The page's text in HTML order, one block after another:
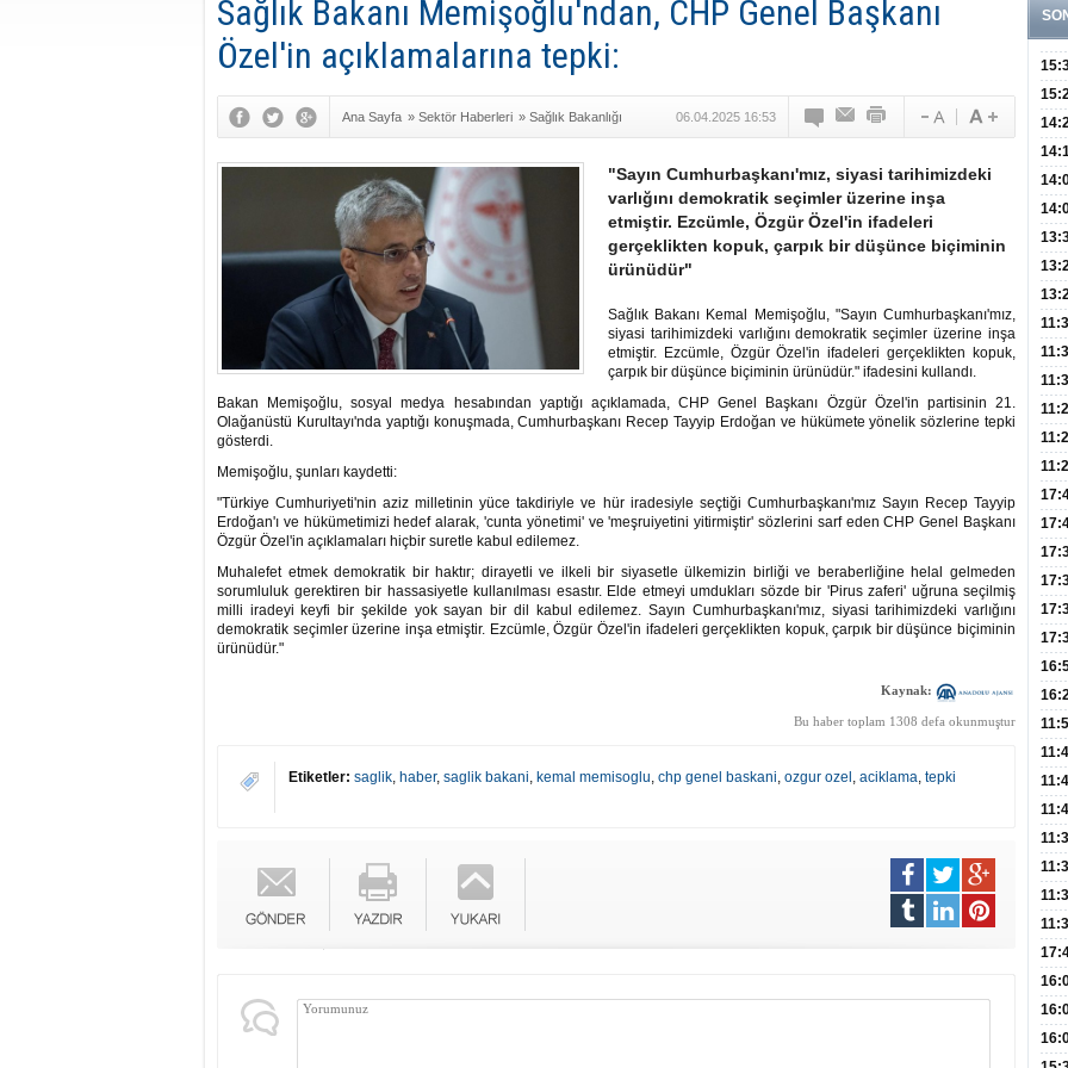
Sağlık Bakanı Memişoğlu'ndan, CHP Genel Başkanı
Özel'in açıklamalarına tepki:
Ana Sayfa » Sektör Haberleri » Sağlık Bakanlığı 06.04.2025 16:53
"Sayın Cumhurbaşkanı'mız, siyasi tarihimizdeki
varlığını demokratik seçimler üzerine inşa
etmiştir. Ezcümle, Özgür Özel'in ifadeleri
gerçeklikten kopuk, çarpık bir düşünce biçiminin
ürünüdür"
Sağlık Bakanı Kemal Memişoğlu, "Sayın Cumhurbaşkanı'mız,
siyasi tarihimizdeki varlığını demokratik seçimler üzerine inşa
etmiştir. Ezcümle, Özgür Özel'in ifadeleri gerçeklikten kopuk,
çarpık bir düşünce biçiminin ürünüdür." ifadesini kullandı.
Bakan Memişoğlu, sosyal medya hesabından yaptığı açıklamada, CHP Genel Başkanı Özgür Özel'in partisinin 21.
Olağanüstü Kurultayı'nda yaptığı konuşmada, Cumhurbaşkanı Recep Tayyip Erdoğan ve hükümete yönelik sözlerine tepki
gösterdi.
Memişoğlu, şunları kaydetti:
"Türkiye Cumhuriyeti'nin aziz milletinin yüce takdiriyle ve hür iradesiyle seçtiği Cumhurbaşkanı'mız Sayın Recep Tayyip
Erdoğan'ı ve hükümetimizi hedef alarak, 'cunta yönetimi' ve 'meşruiyetini yitirmiştir' sözlerini sarf eden CHP Genel Başkanı
Özgür Özel'in açıklamaları hiçbir suretle kabul edilemez.
Muhalefet etmek demokratik bir haktır; dirayetli ve ilkeli bir siyasetle ülkemizin birliği ve beraberliğine helal gelmeden
sorumluluk gerektiren bir hassasiyetle kullanılması esastır. Elde etmeyi umdukları sözde bir 'Pirus zaferi' uğruna seçilmiş
milli iradeyi keyfi bir şekilde yok sayan bir dil kabul edilemez. Sayın Cumhurbaşkanı'mız, siyasi tarihimizdeki varlığını
demokratik seçimler üzerine inşa etmiştir. Ezcümle, Özgür Özel'in ifadeleri gerçeklikten kopuk, çarpık bir düşünce biçiminin
ürünüdür."
Kaynak:
Bu haber toplam 1308 defa okunmuştur
Etiketler: saglik, haber, saglik bakani, kemal memisoglu, chp genel baskani, ozgur ozel , aciklama, tepki
300
3,5